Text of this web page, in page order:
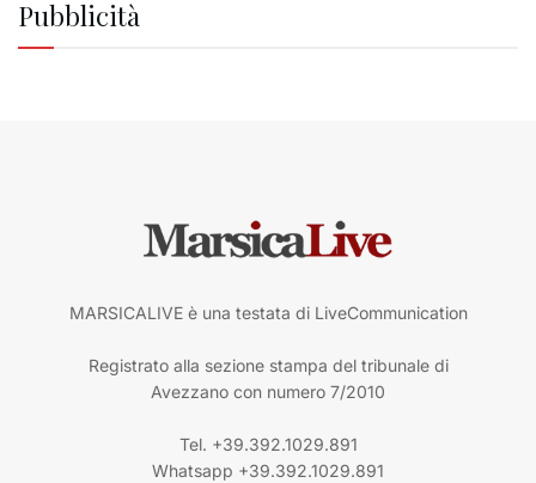
Pubblicità
MARSICALIVE è una testata di LiveCommunication
Registrato alla sezione stampa del tribunale di
Avezzano con numero 7/2010
Tel. +39.392.1029.891
Whatsapp +39.392.1029.891